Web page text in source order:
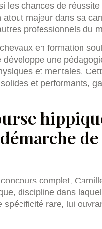
les chances de
atout majeur dans sa
professionnels du
en formation
développe une
et mentales.
et performants,
complet,
discipline dans
spécificité rare, lui